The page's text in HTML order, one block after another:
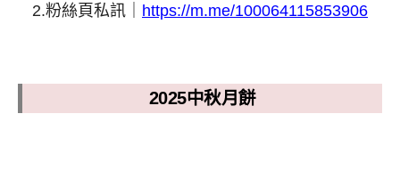
2.粉絲頁私訊｜ https://m.me/100064115853906
2025中秋月餅